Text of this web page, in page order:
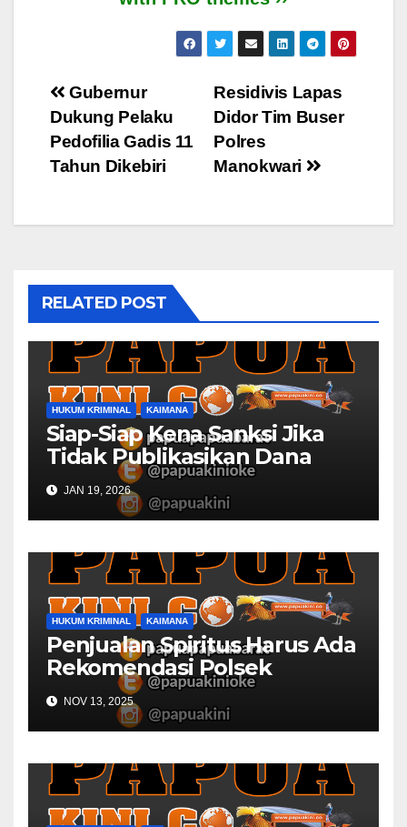
Post
navigation
Residivis Lapas
Didor Tim Buser
Polres
Manokwari
Gubernur
Dukung Pelaku
Pedofilia Gadis 11
Tahun Dikebiri
RELATED POST
HUKUM KRIMINAL KAIMANA
Siap-Siap Kena Sanksi Jika
Tidak Publikasikan Dana
Desa
JAN 19, 2026
HUKUM KRIMINAL KAIMANA
Penjualan Spiritus Harus Ada
Rekomendasi Polsek
Kaimana
NOV 13, 2025